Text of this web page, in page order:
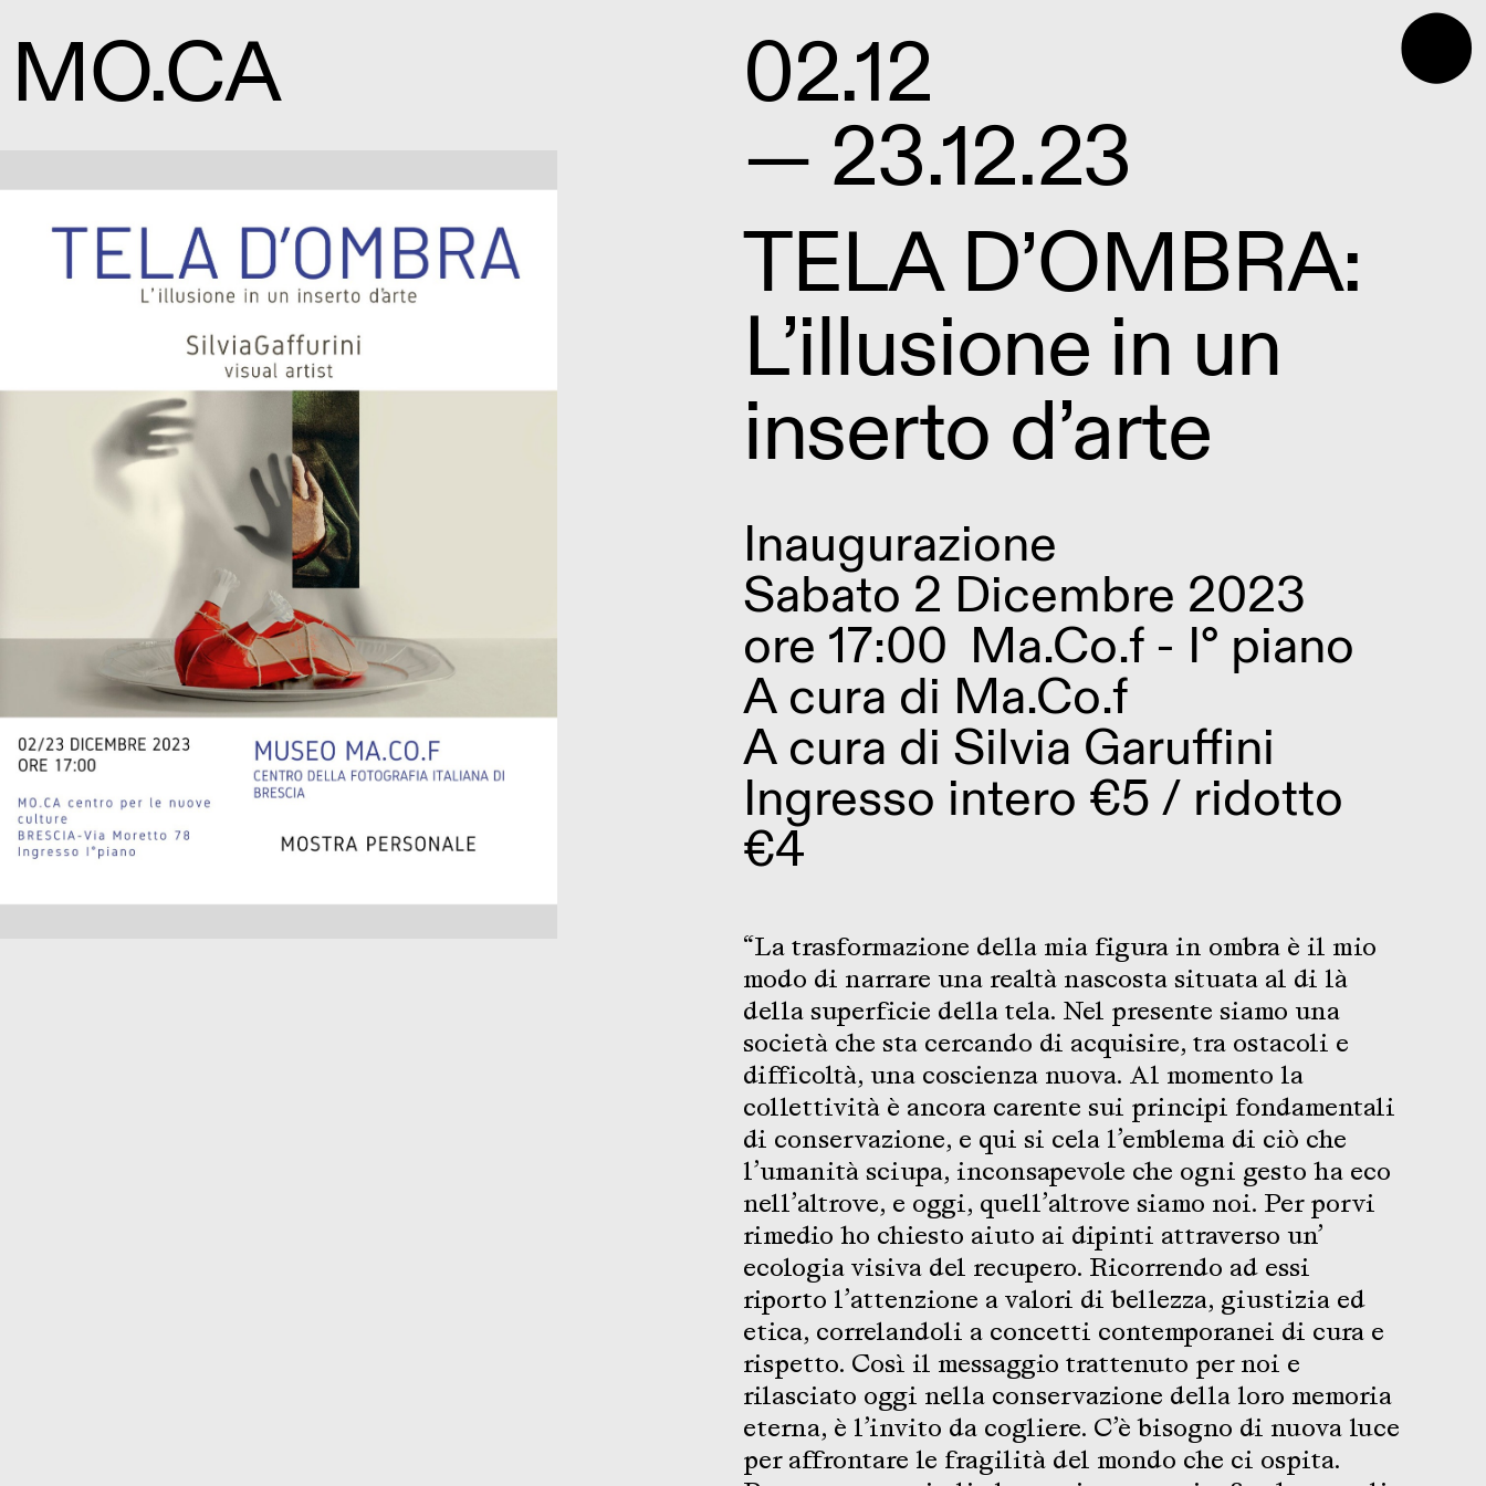
⬤
MO.CA 02.12
— 23.12.23
TELA D’OMBRA:
L’illusione in un
inserto d’arte
Inaugurazione
Sabato 2 Dicembre 2023
ore 17:00 Ma.Co.f - I° piano
A cura di Ma.Co.f
A cura di Silvia Garuffini
Ingresso intero €5 / ridotto
€4
“La trasformazione della mia figura in ombra è il mio
modo di narrare una realtà nascosta situata al di là
della superficie della tela. Nel presente siamo una
società che sta cercando di acquisire, tra ostacoli e
difficoltà, una coscienza nuova. Al momento la
collettività è ancora carente sui principi fondamentali
di conservazione, e qui si cela l’emblema di ciò che
l’umanità sciupa, inconsapevole che ogni gesto ha eco
nell’altrove, e oggi, quell’altrove siamo noi. Per porvi
rimedio ho chiesto aiuto ai dipinti attraverso un’
ecologia visiva del recupero. Ricorrendo ad essi
riporto l’attenzione a valori di bellezza, giustizia ed
etica, correlandoli a concetti contemporanei di cura e
rispetto. Così il messaggio trattenuto per noi e
rilasciato oggi nella conservazione della loro memoria
eterna, è l’invito da cogliere. C’è bisogno di nuova luce
per affrontare le fragilità del mondo che ci ospita.